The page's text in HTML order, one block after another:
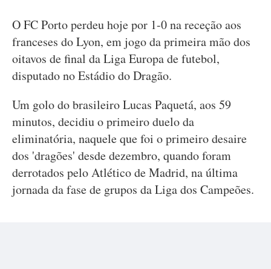
O FC Porto perdeu hoje por 1-0 na receção aos
franceses do Lyon, em jogo da primeira mão dos
oitavos de final da Liga Europa de futebol,
disputado no Estádio do Dragão.
Um golo do brasileiro Lucas Paquetá, aos 59
minutos, decidiu o primeiro duelo da
eliminatória, naquele que foi o primeiro desaire
dos 'dragões' desde dezembro, quando foram
derrotados pelo Atlético de Madrid, na última
jornada da fase de grupos da Liga dos Campeões.